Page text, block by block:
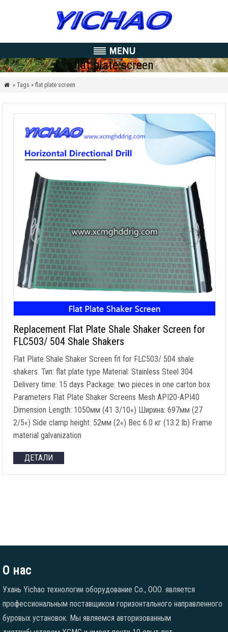
flat plate screen
 » Tags » flat plate screen
Replacement Flat Plate Shale Shaker Screen for
FLC503/ 504 Shale Shakers
Flat Plate Shale Shaker Screen fit for FLC503/ 504 shale
shakers. Тип: flat plate type Material: Stainless Steel 304
Delivery time: 15 days Package: two pieces in one carton box
Parameters Flat Plate Shaker Screens Mesh API20-API40
Dimension Length: 1050мм (41 3/10«) Ширина: 697мм (27
2/5«) Side clamp height: 52мм (2«) Вес 6.0 кг (13.2 lb) Frame
material galvanization
ДЕТАЛИ
О нас
Ухань Yichao технологии оборудование Co., ООО. является
профессиональным поставщиком горизонтального направленного
буровых установок. Мы являемся авторизованным